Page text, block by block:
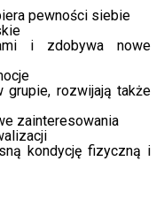
pewności siebie
i zdobywa nowe
grupie, rozwijają także
zainteresowania
kondycję fizyczną i